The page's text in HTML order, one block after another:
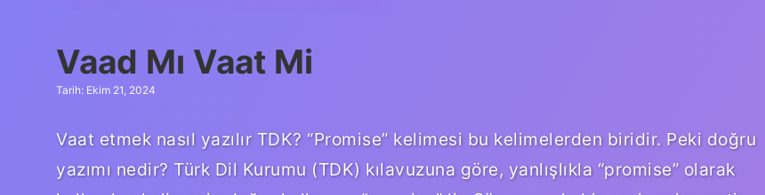
Vaad Mı Vaat Mi
Tarih: Ekim 21, 2024
Vaat etmek nasıl yazılır TDK? “Promise” kelimesi bu kelimelerden biridir. Peki doğru
yazımı nedir? Türk Dil Kurumu (TDK) kılavuzuna göre, yanlışlıkla “promise” olarak